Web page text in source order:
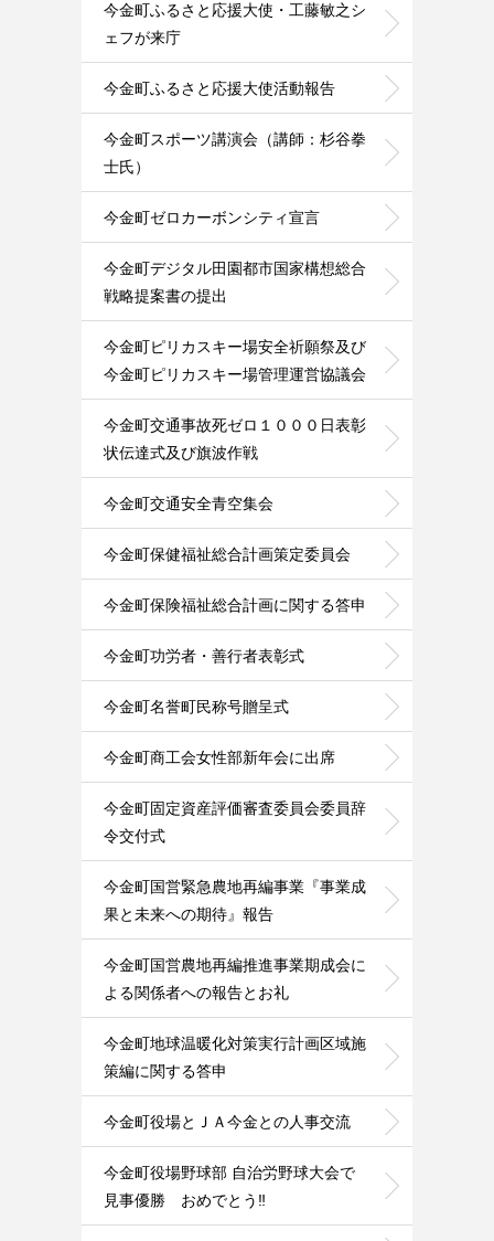
今金町ふるさと応援大使・工藤敏之シ
ェフが来庁
今金町ふるさと応援大使活動報告
今金町スポーツ講演会（講師：杉谷拳
士氏）
今金町ゼロカーボンシティ宣言
今金町デジタル田園都市国家構想総合
戦略提案書の提出
今金町ピリカスキー場安全祈願祭及び
今金町ピリカスキー場管理運営協議会
今金町交通事故死ゼロ１０００日表彰
状伝達式及び旗波作戦
今金町交通安全青空集会
今金町保健福祉総合計画策定委員会
今金町保険福祉総合計画に関する答申
今金町功労者・善行者表彰式
今金町名誉町民称号贈呈式
今金町商工会女性部新年会に出席
今金町固定資産評価審査委員会委員辞
令交付式
今金町国営緊急農地再編事業『事業成
果と未来への期待』報告
今金町国営農地再編推進事業期成会に
よる関係者への報告とお礼
今金町地球温暖化対策実行計画区域施
策編に関する答申
今金町役場とＪＡ今金との人事交流
今金町役場野球部 自治労野球大会で
見事優勝 おめでとう‼️